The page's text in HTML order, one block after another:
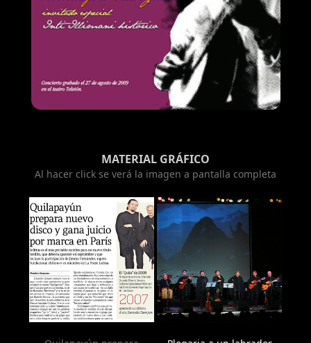
MATERIAL GRÁFICO
Al hacer click se verá la imagen a pantalla completa